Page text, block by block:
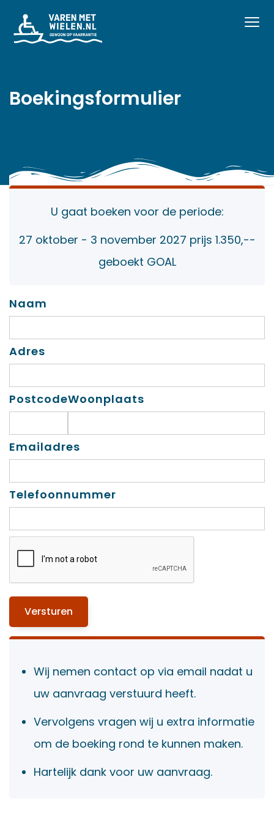
Boekingsformulier
U gaat boeken voor de periode:
27 oktober - 3 november 2027 prijs 1.350,--
geboekt GOAL
Naam
Adres
PostcodeWoonplaats
Emailadres
Telefoonnummer
Wij nemen contact op via email nadat u
uw aanvraag verstuurd heeft.
Vervolgens vragen wij u extra informatie
om de boeking rond te kunnen maken.
Hartelijk dank voor uw aanvraag.